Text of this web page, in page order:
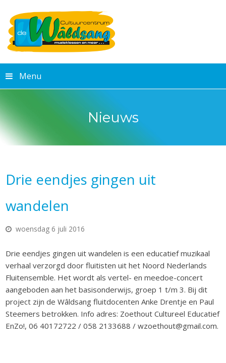
Menu
Nieuws
Drie eendjes gingen uit
wandelen
woensdag 6 juli 2016
Drie eendjes gingen uit wandelen is een educatief muzikaal
verhaal verzorgd door fluitisten uit het Noord Nederlands
Fluitensemble. Het wordt als vertel- en meedoe-concert
aangeboden aan het basisonderwijs, groep 1 t/m 3. Bij dit
project zijn de Wâldsang fluitdocenten Anke Drentje en Paul
Steemers betrokken. Info adres: Zoethout Cultureel Educatief
EnZo!, 06 40172722 / 058 2133688 / wzoethout@gmail.com.